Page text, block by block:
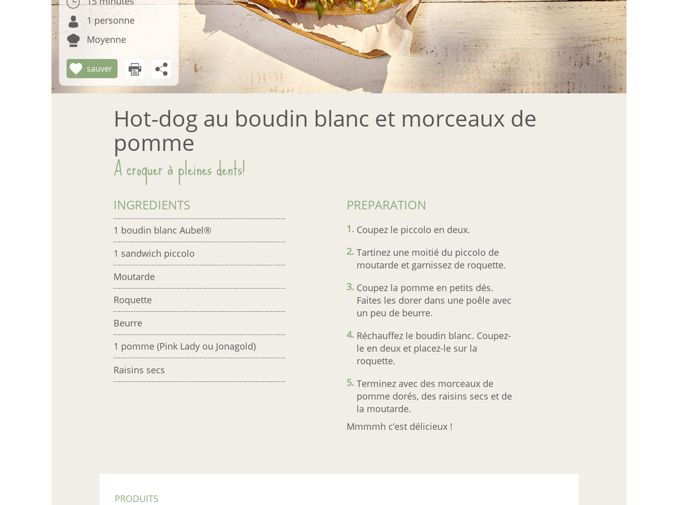
1 personne
Moyenne
sauver
Hot-dog au boudin blanc et morceaux de
pomme
A croquer à pleines dents!
INGREDIENTS
1 boudin blanc Aubel®
1 sandwich piccolo
Moutarde
Roquette
Beurre
1 pomme (Pink Lady ou Jonagold)
Raisins secs
PREPARATION
Coupez le piccolo en deux.
Tartinez une moitié du piccolo de
moutarde et garnissez de roquette.
Coupez la pomme en petits dés.
Faites les dorer dans une poêle avec
un peu de beurre.
Réchauffez le boudin blanc. Coupez-
le en deux et placez-le sur la
roquette.
Terminez avec des morceaux de
pomme dorés, des raisins secs et de
la moutarde.
Mmmmh c’est délicieux !
PRODUITS